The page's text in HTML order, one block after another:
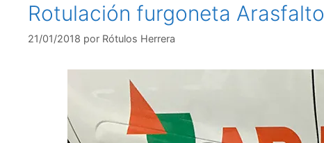
Rotulación furgoneta Arasfalto
21/01/2018 por Rótulos Herrera